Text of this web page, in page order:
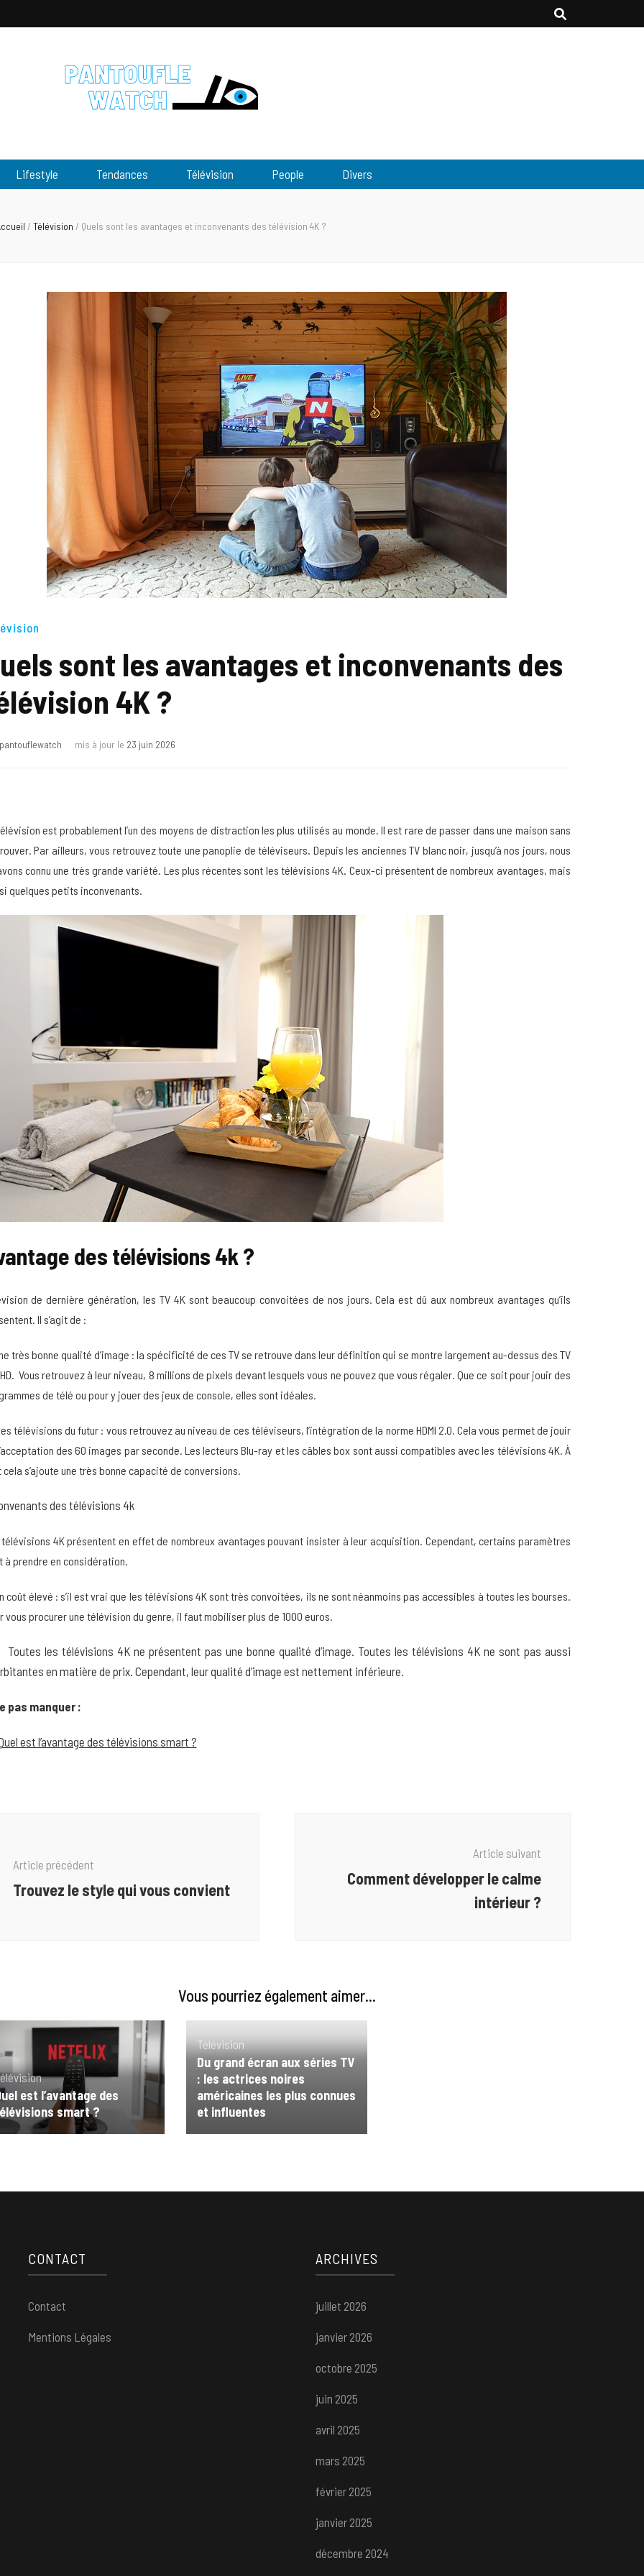
Lifestyle Tendances Télévision People Divers
/ Télévision / Quels sont les avantages et inconvenants des télévision 4K ?
sont les avantages et inconvenants des
4K ?
mis à jour le 23 juin 2026
est probablement l’un des moyens de distraction les plus utilisés au monde. Il est rare de passer dans une maison sans
Par ailleurs, vous retrouvez toute une panoplie de téléviseurs. Depuis les anciennes TV blanc noir, jusqu’à nos jours, nous
connu une très grande variété. Les plus récentes sont les télévisions 4K. Ceux-ci présentent de nombreux avantages, mais
quelques petits inconvenants.
des télévisions 4k ?
de dernière génération, les TV 4K sont beaucoup convoitées de nos jours. Cela est dû aux nombreux avantages qu’ils
Il s’agit de :
très bonne qualité d’image : la spécificité de ces TV se retrouve dans leur définition qui se montre largement au-dessus des TV
Vous retrouvez à leur niveau, 8 millions de pixels devant lesquels vous ne pouvez que vous régaler. Que ce soit pour jouir des
de télé ou pour y jouer des jeux de console, elles sont idéales.
télévisions du futur : vous retrouvez au niveau de ces téléviseurs, l’intégration de la norme HDMI 2.0. Cela vous permet de jouir
des 60 images par seconde. Les lecteurs Blu-ray et les câbles box sont aussi compatibles avec les télévisions 4K. À
s’ajoute une très bonne capacité de conversions.
des télévisions 4k
4K présentent en effet de nombreux avantages pouvant insister à leur acquisition. Cependant, certains paramètres
à prendre en considération.
coût élevé : s’il est vrai que les télévisions 4K sont très convoitées, ils ne sont néanmoins pas accessibles à toutes les bourses.
vous procurer une télévision du genre, il faut mobiliser plus de 1000 euros.
Toutes les télévisions 4K ne présentent pas une bonne qualité d’image. Toutes les télévisions 4K ne sont pas aussi
en matière de prix. Cependant, leur qualité d’image est nettement inférieure.
pas manquer :
est l’avantage des télévisions smart ?
Article précédent
Trouvez le style qui vous convient
Article suivant
Comment développer le calme
intérieur ?
Vous pourriez également aimer...
est l’avantage des
smart ?
Télévision
Du grand écran aux séries TV
: les actrices noires
américaines les plus connues
et influentes
CONTACT
Contact
Mentions Légales
ARCHIVES
juillet 2026
janvier 2026
octobre 2025
juin 2025
avril 2025
mars 2025
février 2025
janvier 2025
décembre 2024